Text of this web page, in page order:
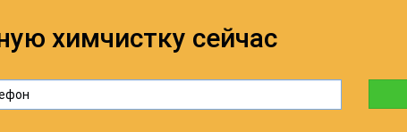
химчистку сейчас